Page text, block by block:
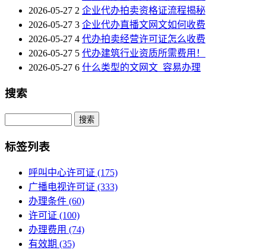
2026-05-27 2 企业代办拍卖资格证流程揭秘
2026-05-27 3 企业代办直播文网文如何收费
2026-05-27 4 代办拍卖经营许可证怎么收费
2026-05-27 5 代办建筑行业资质所需费用！
2026-05-27 6 什么类型的文网文_容易办理
搜索
Search
标签列表
呼叫中心许可证 (175)
广播电视许可证 (333)
办理条件 (60)
许可证 (100)
办理费用 (74)
有效期 (35)